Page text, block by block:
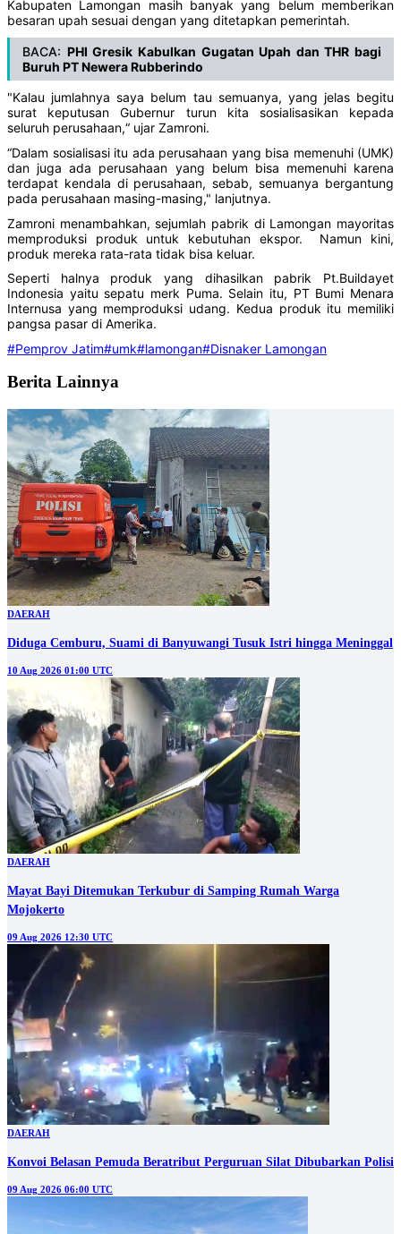
Kabupaten Lamongan masih banyak yang belum memberikan
besaran upah sesuai dengan yang ditetapkan pemerintah.
BACA: PHI Gresik Kabulkan Gugatan Upah dan THR bagi
Buruh PT Newera Rubberindo
"Kalau jumlahnya saya belum tau semuanya, yang jelas begitu
surat keputusan Gubernur turun kita sosialisasikan kepada
seluruh perusahaan,“ ujar Zamroni.
“Dalam sosialisasi itu ada perusahaan yang bisa memenuhi (UMK)
dan juga ada perusahaan yang belum bisa memenuhi karena
terdapat kendala di perusahaan, sebab, semuanya bergantung
pada perusahaan masing-masing," lanjutnya.
Zamroni menambahkan, sejumlah pabrik di Lamongan mayoritas
memproduksi produk untuk kebutuhan ekspor. Namun kini,
produk mereka rata-rata tidak bisa keluar.
Seperti halnya produk yang dihasilkan pabrik Pt.Buildayet
Indonesia yaitu sepatu merk Puma. Selain itu, PT Bumi Menara
Internusa yang memproduksi udang. Kedua produk itu memiliki
pangsa pasar di Amerika.
#Pemprov Jatim#umk#lamongan#Disnaker Lamongan
Berita Lainnya
DAERAH
Diduga Cemburu, Suami di Banyuwangi Tusuk Istri hingga Meninggal
10 Aug 2026 01:00 UTC
DAERAH
Mayat Bayi Ditemukan Terkubur di Samping Rumah Warga
Mojokerto
09 Aug 2026 12:30 UTC
DAERAH
Konvoi Belasan Pemuda Beratribut Perguruan Silat Dibubarkan Polisi
09 Aug 2026 06:00 UTC